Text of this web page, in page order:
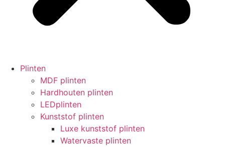
Plinten
MDF plinten
Hardhouten plinten
LEDplinten
Kunststof plinten
Luxe kunststof plinten
Watervaste plinten